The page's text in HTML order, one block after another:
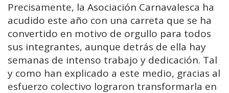
Precisamente, la Asociación Carnavalesca ha
acudido este año con una carreta que se ha
convertido en motivo de orgullo para todos
sus integrantes, aunque detrás de ella hay
semanas de intenso trabajo y dedicación. Tal
y como han explicado a este medio, gracias al
esfuerzo colectivo lograron transformarla en